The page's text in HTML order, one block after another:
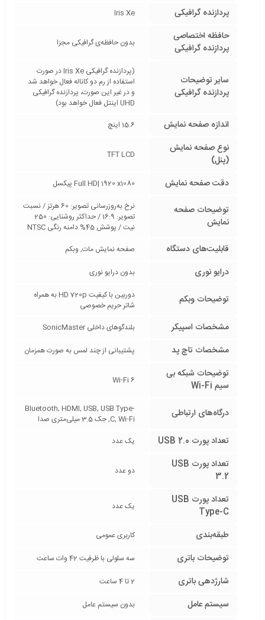
پردازنده گرافیکی Iris Xe
حافظه اختصاصی
پردازنده گرافیکی
بدون حافظه‌ی گرافیکی مجزا
سایر توضیحات
پردازنده گرافیکی
(پردازنده گرافیکی Iris Xe در صورت
استفاده از رم دو کاناله فعال خواهد شد
و در غیر این صورت، پردازنده گرافیکی
UHD اینتل فعال خواهد بود)
اندازه صفحه نمایش 15.6 اینچ
نوع صفحه نمایش
(پنل)
TFT LCD
دقت صفحه نمایش Full HD| 1920 x1080 پیکسل
توضیحات صفحه
نمایش
نرخ به‌روزرسانی تصویر: 60 هرتز / نسبت
تصویر: 16:9 / حداکثر روشنایی: 250
نیت / پوشش 45% دامنه رنگی NTSC
قابلیت‌های دستگاه صفحه نمایش مات, وبکم
درایو نوری بدون درایو نوری
توضیحات وبکم
دوربین با کیفیت HD 720p به همراه
شاتر حریم خصوصی
مشخصات اسپیکر بلندگوهای داخلی SonicMaster
مشخصات تاچ پد پشتیبانی از چند لمس به صورت همزمان
توضیحات شبکه بی
سیم Wi-Fi
Wi-Fi 6
درگاه‌های ارتباطی
Bluetooth, HDMI, USB, USB Type-
C, Wi-Fi, جک 3.5 میلی‌متری صدا
تعداد پورت USB 2.0 یک عدد
تعداد پورت USB
3.2
دو عدد
تعداد پورت USB
Type-C
یک عدد
طبقه‌بندی کاربری عمومی
توضیحات باتری سه سلولی با ظرفیت 42 وات ساعت
شارژدهی باتری 2 تا 4 ساعت
سیستم عامل بدون سیستم عامل